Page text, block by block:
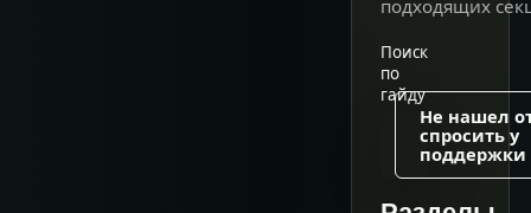
подходящих
Поиск
по
гайду
Не нашел
спросить у
поддержки